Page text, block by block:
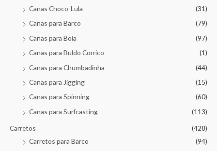
Canas Choco-Lula
(31)
Canas para Barco
(79)
Canas para Boia
(97)
Canas para Buldo Corrico
(1)
Canas para Chumbadinha
(44)
Canas para Jigging
(15)
Canas para Spinning
(60)
Canas para Surfcasting
(113)
Carretos
(428)
Carretos para Barco
(94)